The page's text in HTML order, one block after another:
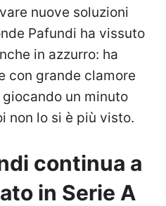
nuove soluzioni
Pafundi ha vissuto
in azzurro: ha
con grande clamore
un minuto
non lo si è più visto.
continua a
in Serie A